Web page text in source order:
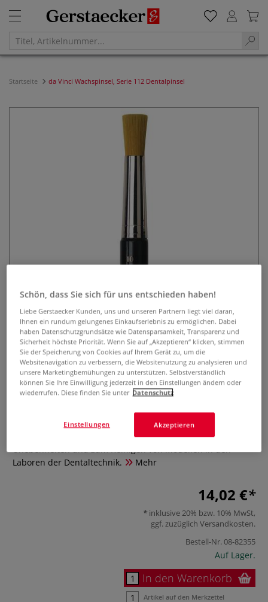
Startseite da Vinci Wachspinsel, Serie 112 Dentalpinsel
da Vinci Wachspinsel, Serie 112
Dentalpinsel
0 Bewertungen
da Vinci Serie 112 Wachspinsel zum Glätten von
Unebenheiten und zum Reinigen von Modellen in den
Laboren der Dentaltechnik.
Mehr
14,02 €
inklusive 20% bzw. 10% MwSt,
ggf. zuzüglich Versandkosten.
Bestell-Nr.08-82355
Auf Lager.
In den Warenkorb
Artikel auf den Merkzettel
Schön, dass Sie sich für uns entschieden haben!
Liebe Gerstaecker Kunden, uns und unseren Partnern liegt viel daran,
Ihnen ein rundum gelungenes Einkaufserlebnis zu ermöglichen. Dabei
haben Datenschutzgrundsätze wie Datensparsamkeit, Transparenz und
Sicherheit höchste Priorität. Wenn Sie auf „Akzeptieren“ klicken, stimmen
Sie der Speicherung von Cookies auf Ihrem Gerät zu, um die
Websitenavigation zu verbessern, die Websitenutzung zu analysieren und
unsere Marketingbemühungen zu unterstützen. Selbstverständlich
können Sie Ihre Einwilligung jederzeit in den Einstellungen ändern oder
wiederrufen. Diese finden Sie unter Datenschutz
Akzeptieren
Einstellungen